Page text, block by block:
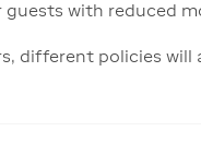
with reduced
different policies will